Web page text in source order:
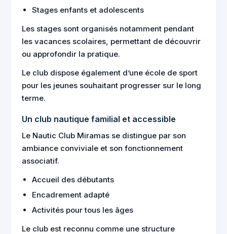
Stages enfants et adolescents
Les stages sont organisés notamment pendant
les vacances scolaires, permettant de découvrir
ou approfondir la pratique.
Le club dispose également d’une école de sport
pour les jeunes souhaitant progresser sur le long
terme.
Un club nautique familial et accessible
Le Nautic Club Miramas se distingue par son
ambiance conviviale et son fonctionnement
associatif.
Accueil des débutants
Encadrement adapté
Activités pour tous les âges
Le club est reconnu comme une structure